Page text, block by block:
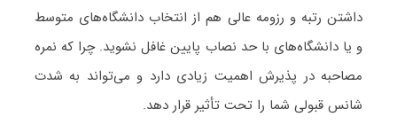
داشتن رتبه و رزومه عالی هم از انتخاب دانشگاه‌های متوسط
و یا دانشگاه‌های با حد نصاب پایین غافل نشوید. چرا که نمره
مصاحبه در پذیرش اهمیت زیادی دارد و می‌تواند به شدت
شانس قبولی شما را تحت تأثیر قرار دهد.